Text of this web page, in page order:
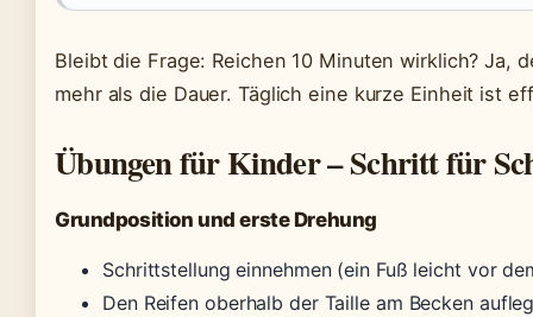
Bleibt die Frage: Reichen 10 Minuten wirklich? Ja,
mehr als die Dauer. Täglich eine kurze Einheit ist
Übungen für Kinder – Schritt für
Grundposition und erste Drehung
Schrittstellung einnehmen (ein Fuß leicht vor
Den Reifen oberhalb der Taille am Becken